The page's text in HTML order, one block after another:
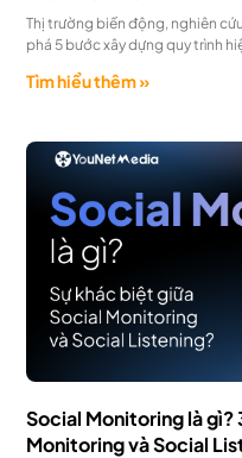
Thị trường biến động, nghiên
phá 5 bước xây dựng quy trình
Tìm hiểu thêm »
Social Monitoring là
Monitoring và Social